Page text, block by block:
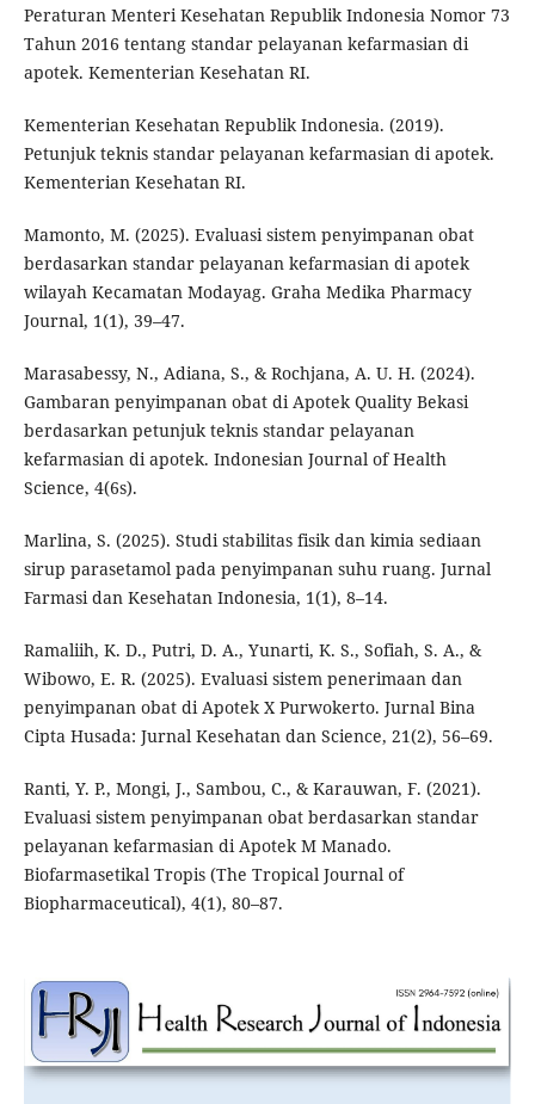
Peraturan Menteri Kesehatan Republik Indonesia Nomor 73
Tahun 2016 tentang standar pelayanan kefarmasian di
apotek. Kementerian Kesehatan RI.
Kementerian Kesehatan Republik Indonesia. (2019).
Petunjuk teknis standar pelayanan kefarmasian di apotek.
Kementerian Kesehatan RI.
Mamonto, M. (2025). Evaluasi sistem penyimpanan obat
berdasarkan standar pelayanan kefarmasian di apotek
wilayah Kecamatan Modayag. Graha Medika Pharmacy
Journal, 1(1), 39–47.
Marasabessy, N., Adiana, S., & Rochjana, A. U. H. (2024).
Gambaran penyimpanan obat di Apotek Quality Bekasi
berdasarkan petunjuk teknis standar pelayanan
kefarmasian di apotek. Indonesian Journal of Health
Science, 4(6s).
Marlina, S. (2025). Studi stabilitas fisik dan kimia sediaan
sirup parasetamol pada penyimpanan suhu ruang. Jurnal
Farmasi dan Kesehatan Indonesia, 1(1), 8–14.
Ramaliih, K. D., Putri, D. A., Yunarti, K. S., Sofiah, S. A., &
Wibowo, E. R. (2025). Evaluasi sistem penerimaan dan
penyimpanan obat di Apotek X Purwokerto. Jurnal Bina
Cipta Husada: Jurnal Kesehatan dan Science, 21(2), 56–69.
Ranti, Y. P., Mongi, J., Sambou, C., & Karauwan, F. (2021).
Evaluasi sistem penyimpanan obat berdasarkan standar
pelayanan kefarmasian di Apotek M Manado.
Biofarmasetikal Tropis (The Tropical Journal of
Biopharmaceutical), 4(1), 80–87.